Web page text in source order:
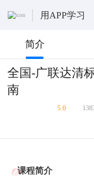
用APP学习
简介
全国-广联达清
南
5.0
课程简介